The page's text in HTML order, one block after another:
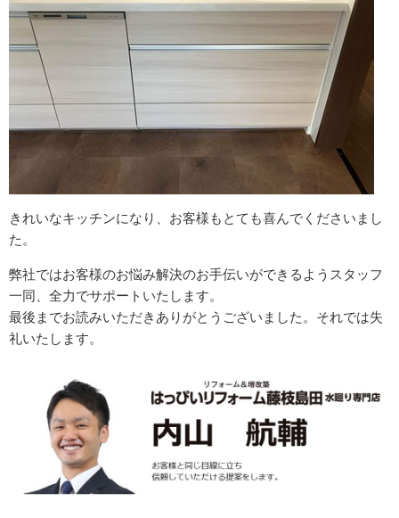
きれいなキッチンになり、お客様もとても喜んでくださいまし
た。
弊社ではお客様のお悩み解決のお手伝いができるようスタッフ
一同、全力でサポートいたします。
最後までお読みいただきありがとうございました。それでは失
礼いたします。